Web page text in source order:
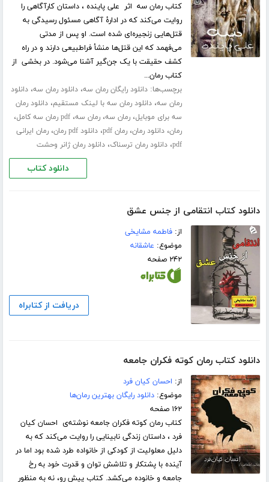
کتاب رمان سه اثر علی پاینده ، داستان کارآگاهی را
روایت می‌کند که در ادارۀ آگاهی مسئول رسیدگی به
قتل‌هایی زنجیره‌ای شده است. او پس از مدتی
می‌فهمد که این قتل‌ها منشأ فراطبیعی دارند و در راه
کشف حقیقت با یک جن‌گیر آشنا می‌شود. در بخشی از
کتاب رمان...
برچسب‌ها:دانلود رایگان رمان سه،دانلود رمان سه،دانلود
رمان سه،دانلود رمان سه با لینک مستقیم،دانلود رمان
سه برای موبایل،رمان سه،رمان سه،pdf رمان سه کامل ،
رمان،دانلود رمان،رمان pdf ،دانلود pdf رمان ،رمان ایرانی
pdf،دانلود رمان ترسناک،دانلود رمان ژانر وحشت
دانلود کتاب
دانلود کتاب انتقامی از جنس عشق
از:فاطمه مشایخی
موضوع: عاشقانه
۲۴۲ صفحه
دریافت از کتابراه
دانلود کتاب رمان کوته فکران جامعه
از: احسان کیان فرد
موضوع:دانلود رایگان بهترین رمان‌ها
۱۶۲ صفحه
کتاب رمان کوته فکران جامعه نوشته‌ی احسان کیان
فرد ، داستان زندگی نابینایی را روایت می‌کند که به
دلیل معلولیت از کودکی از خانواده طرد شده بود اما در
آینده با پشتکار و تلاشش توان و قدرت خود به رخ
جامعه و خانوده می‌کشد. کتاب پیش رو، نه به منظور